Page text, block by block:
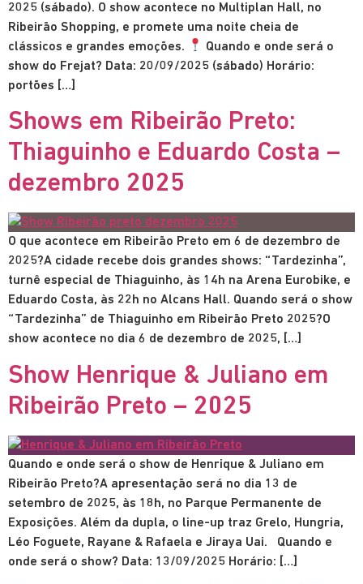
2025 (sábado). O show acontece no Multiplan Hall, no
Ribeirão Shopping, e promete uma noite cheia de
clássicos e grandes emoções.
Quando e onde será o
show do Frejat? Data: 20/09/2025 (sábado) Horário:
portões […]
Shows em Ribeirão Preto:
Thiaguinho e Eduardo Costa –
dezembro 2025
O que acontece em Ribeirão Preto em 6 de dezembro de
2025?A cidade recebe dois grandes shows: “Tardezinha”,
turnê especial de Thiaguinho, às 14h na Arena Eurobike, e
Eduardo Costa, às 22h no Alcans Hall. Quando será o show
“Tardezinha” de Thiaguinho em Ribeirão Preto 2025?O
show acontece no dia 6 de dezembro de 2025, […]
Show Henrique & Juliano em
Ribeirão Preto – 2025
Quando e onde será o show de Henrique & Juliano em
Ribeirão Preto?A apresentação será no dia 13 de
setembro de 2025, às 18h, no Parque Permanente de
Exposições. Além da dupla, o line-up traz Grelo, Hungria,
Léo Foguete, Rayane & Rafaela e Jiraya Uai. Quando e
onde será o show? Data: 13/09/2025 Horário: […]